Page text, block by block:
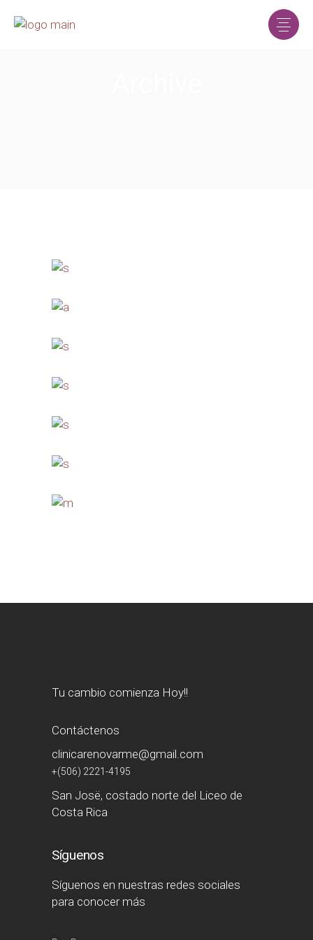
Tu cambio comienza Hoy!!
Contáctenos
clinicarenovarme@gmail.com
+(506) 2221-4195
San Josë, costado norte del Liceo de
Costa Rica
Síguenos
Síguenos en nuestras redes sociales
para conocer más